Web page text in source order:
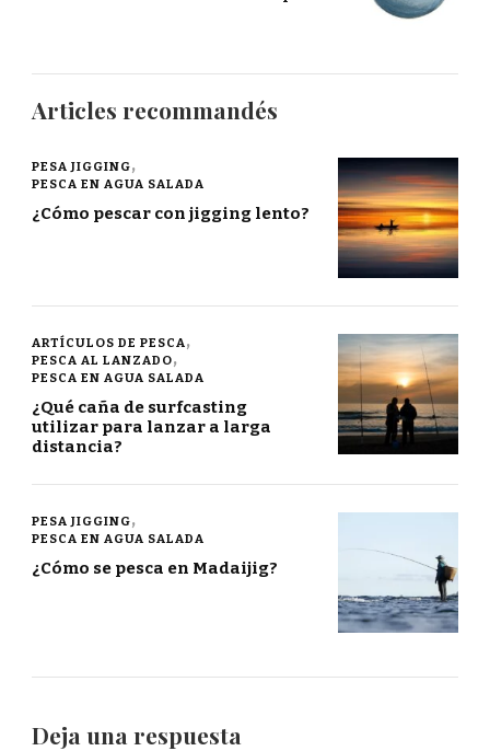
Articles recommandés
PESA JIGGING
PESCA EN AGUA SALADA
¿Cómo pescar con jigging lento?
ARTÍCULOS DE PESCA
PESCA AL LANZADO
PESCA EN AGUA SALADA
¿Qué caña de surfcasting
utilizar para lanzar a larga
distancia?
PESA JIGGING
PESCA EN AGUA SALADA
¿Cómo se pesca en Madaijig?
Deja una respuesta